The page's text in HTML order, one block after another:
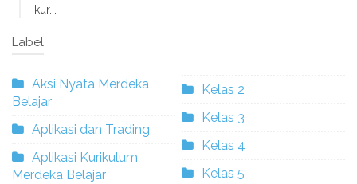
kur...
Label
Aksi Nyata Merdeka
Belajar
Aplikasi dan Trading
Aplikasi Kurikulum
Merdeka Belajar
Kelas 2
Kelas 3
Kelas 4
Kelas 5